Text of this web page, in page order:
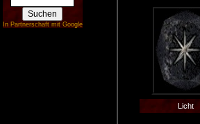
In Partnerschaft mit Google
Licht